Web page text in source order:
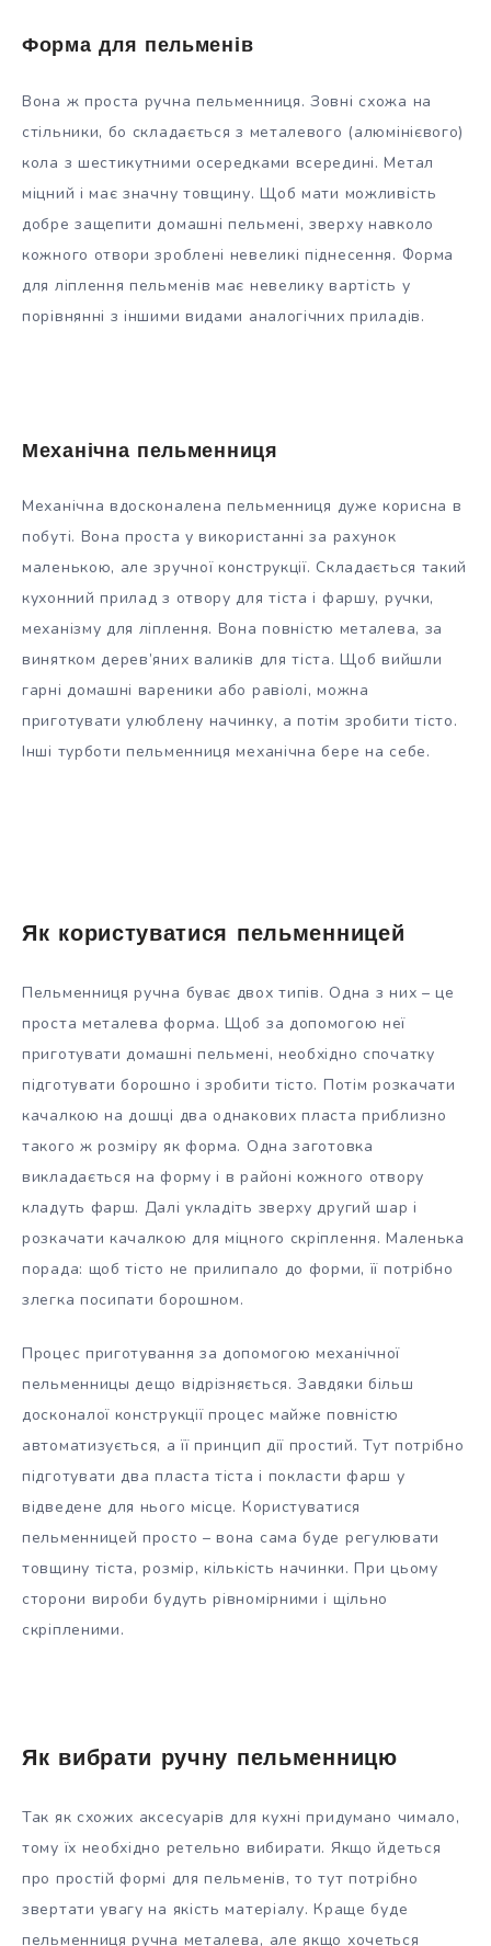
Форма для пельменів
Вона ж проста ручна пельменниця. Зовні схожа на
стільники, бо складається з металевого (алюмінієвого)
кола з шестикутними осередками всередині. Метал
міцний і має значну товщину. Щоб мати можливість
добре защепити домашні пельмені, зверху навколо
кожного отвори зроблені невеликі піднесення. Форма
для ліплення пельменів має невелику вартість у
порівнянні з іншими видами аналогічних приладів.
Механічна пельменниця
Механічна вдосконалена пельменниця дуже корисна в
побуті. Вона проста у використанні за рахунок
маленькою, але зручної конструкції. Складається такий
кухонний прилад з отвору для тіста і фаршу, ручки,
механізму для ліплення. Вона повністю металева, за
винятком дерев’яних валиків для тіста. Щоб вийшли
гарні домашні вареники або равіолі, можна
приготувати улюблену начинку, а потім зробити тісто.
Інші турботи пельменниця механічна бере на себе.
Як користуватися пельменницей
Пельменниця ручна буває двох типів. Одна з них – це
проста металева форма. Щоб за допомогою неї
приготувати домашні пельмені, необхідно спочатку
підготувати борошно і зробити тісто. Потім розкачати
качалкою на дошці два однакових пласта приблизно
такого ж розміру як форма. Одна заготовка
викладається на форму і в районі кожного отвору
кладуть фарш. Далі укладіть зверху другий шар і
розкачати качалкою для міцного скріплення. Маленька
порада: щоб тісто не прилипало до форми, її потрібно
злегка посипати борошном.
Процес приготування за допомогою механічної
пельменницы дещо відрізняється. Завдяки більш
досконалої конструкції процес майже повністю
автоматизується, а її принцип дії простий. Тут потрібно
підготувати два пласта тіста і покласти фарш у
відведене для нього місце. Користуватися
пельменницей просто – вона сама буде регулювати
товщину тіста, розмір, кількість начинки. При цьому
сторони вироби будуть рівномірними і щільно
скріпленими.
Як вибрати ручну пельменницю
Так як схожих аксесуарів для кухні придумано чимало,
тому їх необхідно ретельно вибирати. Якщо йдеться
про простій формі для пельменів, то тут потрібно
звертати увагу на якість матеріалу. Краще буде
пельменниця ручна металева, але якщо хочеться